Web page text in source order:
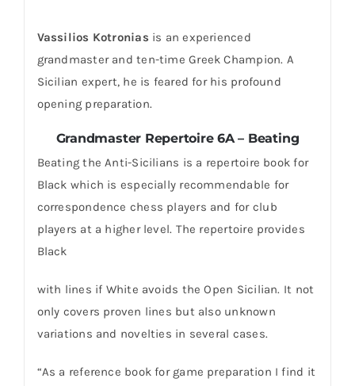
Vassilios Kotronias is an experienced
grandmaster and ten-time Greek Champion. A
Sicilian expert, he is feared for his profound
opening preparation.
Grandmaster Repertoire 6A – Beating
Beating the Anti-Sicilians is a repertoire book for
Black which is especially recommendable for
correspondence chess players and for club
players at a higher level. The repertoire provides
Black
with lines if White avoids the Open Sicilian. It not
only covers proven lines but also unknown
variations and novelties in several cases.
“As a reference book for game preparation I find it